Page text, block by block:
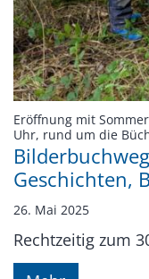
Eröffnung mit
Uhr, rund um die
Geschichten,
26. Mai 2025
Rechtzeitig zum